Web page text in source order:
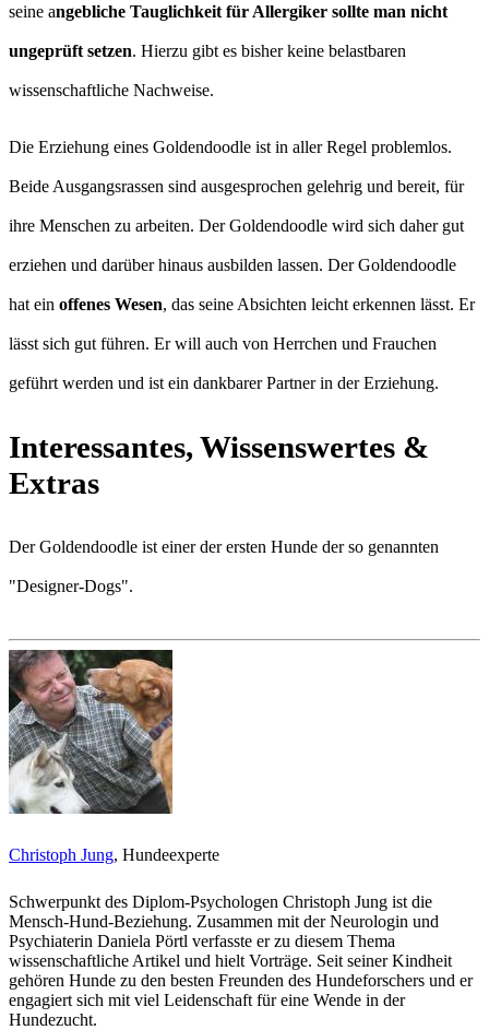
seine angebliche Tauglichkeit für Allergiker sollte man nicht
ungeprüft setzen. Hierzu gibt es bisher keine belastbaren
wissenschaftliche Nachweise.
Die Erziehung eines Goldendoodle ist in aller Regel problemlos.
Beide Ausgangsrassen sind ausgesprochen gelehrig und bereit, für
ihre Menschen zu arbeiten. Der Goldendoodle wird sich daher gut
erziehen und darüber hinaus ausbilden lassen. Der Goldendoodle
hat ein offenes Wesen, das seine Absichten leicht erkennen lässt. Er
lässt sich gut führen. Er will auch von Herrchen und Frauchen
geführt werden und ist ein dankbarer Partner in der Erziehung.
Interessantes, Wissenswertes &
Extras
Der Goldendoodle ist einer der ersten Hunde der so genannten
"Designer-Dogs".
Christoph Jung, Hundeexperte
Schwerpunkt des Diplom-Psychologen Christoph Jung ist die
Mensch-Hund-Beziehung. Zusammen mit der Neurologin und
Psychiaterin Daniela Pörtl verfasste er zu diesem Thema
wissenschaftliche Artikel und hielt Vorträge. Seit seiner Kindheit
gehören Hunde zu den besten Freunden des Hundeforschers und er
engagiert sich mit viel Leidenschaft für eine Wende in der
Hundezucht.